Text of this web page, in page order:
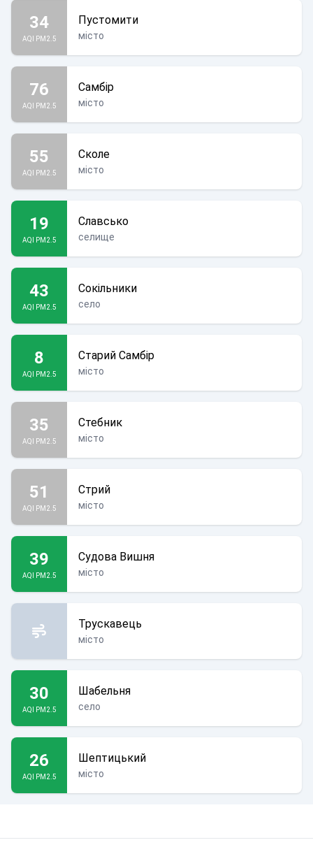
34
AQI PM2.5
Пустомити
місто
76
AQI PM2.5
Самбір
місто
55
AQI PM2.5
Сколе
місто
19
AQI PM2.5
Славсько
селище
43
AQI PM2.5
Сокільники
село
8
AQI PM2.5
Старий Самбір
місто
35
AQI PM2.5
Стебник
місто
51
AQI PM2.5
Стрий
місто
39
AQI PM2.5
Судова Вишня
місто
Трускавець
місто
30
AQI PM2.5
Шабельня
село
26
AQI PM2.5
Шептицький
місто